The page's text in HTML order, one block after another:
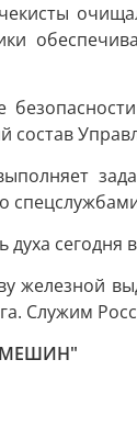
духа
железной
Служим